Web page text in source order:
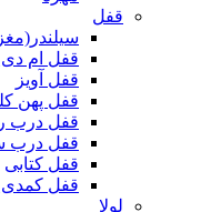
قفل
قفل ام
قفل آویز
قفل پهن
قفل درب
قفل درب
قفل کتابی
قفل کمدی
لولا